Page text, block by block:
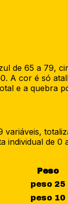
de 65 a 79,
A cor é só
e a quebra
variáveis,
individual de 0
Peso
peso 25
peso 10